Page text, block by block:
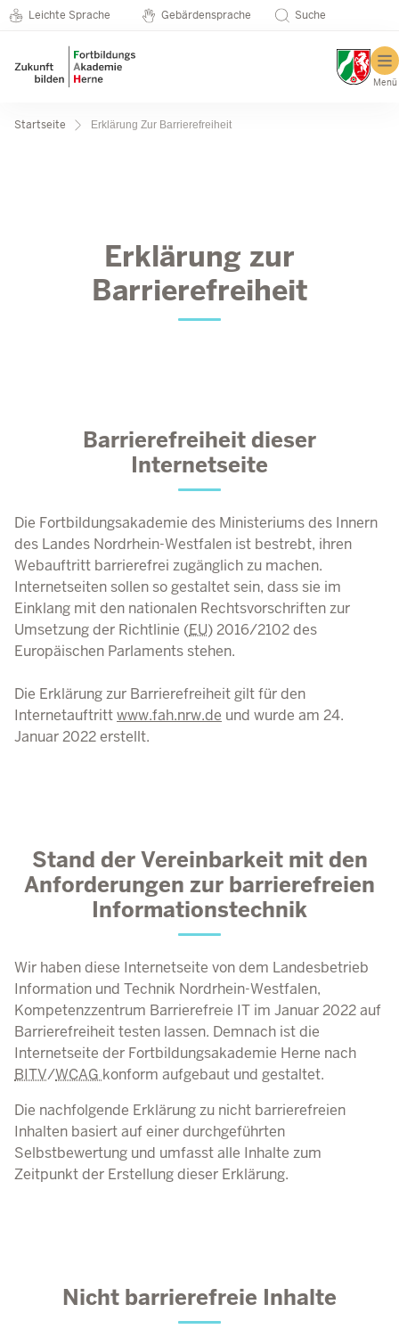
Direkt zum Inhalt Seminarkatalog
Metanavigation
Leichte Sprache Gebärdensprache Suche
Menü
Pfadnavigation
Startseite Erklärung Zur Barrierefreiheit
Erklärung zur
Barrierefreiheit
Barrierefreiheit dieser
Internetseite
Die Fortbildungsakademie des Ministeriums des Innern
des Landes Nordrhein-Westfalen ist bestrebt, ihren
Webauftritt barrierefrei zugänglich zu machen.
Internetseiten sollen so gestaltet sein, dass sie im
Einklang mit den nationalen Rechtsvorschriften zur
Umsetzung der Richtlinie (EU) 2016/2102 des
Europäischen Parlaments stehen.
Die Erklärung zur Barrierefreiheit gilt für den
Internetauftrittwww.fah.nrw.de und wurde am 24.
Januar 2022erstellt.
Stand der Vereinbarkeit mit den
Anforderungen zur barrierefreien
Informationstechnik
Wir haben diese Internetseite von dem Landesbetrieb
Information und Technik Nordrhein-Westfalen,
Kompetenzzentrum Barrierefreie IT im Januar 2022 auf
Barrierefreiheit testen lassen. Demnach ist die
Internetseite der Fortbildungsakademie Herne nach
BITV/WCAG konform aufgebaut und gestaltet.
Die nachfolgende Erklärung zu nicht barrierefreien
Inhalten basiert auf einer durchgeführten
Selbstbewertung und umfasst alle Inhalte zum
Zeitpunkt der Erstellung dieser Erklärung.
Nicht barrierefreie Inhalte